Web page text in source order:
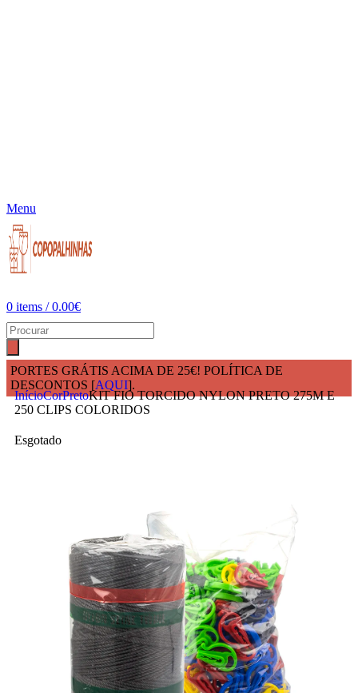
Menu
0 items / 0.00€
PORTES GRÁTIS ACIMA DE 25€! POLÍTICA DE
DESCONTOS [AQUI].
InícioCorPretoKIT FIO TORCIDO NYLON PRETO 275M E
250 CLIPS COLORIDOS
Esgotado